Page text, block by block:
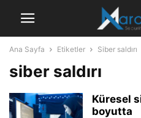
Ana Sayfa Etiketler Siber saldırı
siber saldırı
Küresel
boyutta